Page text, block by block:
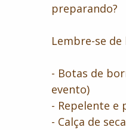
preparando?
Lembre-se de
- Botas de
evento)
- Repelente
- Calça de